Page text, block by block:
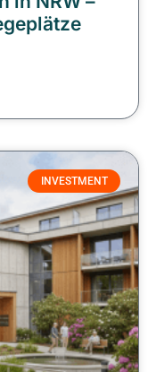
INVESTMENT